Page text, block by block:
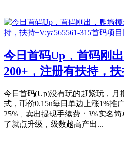
今日首码Up，首码刚
200+，注册有扶持，扶
今日首码(Up)没有玩的赶紧玩，月
式，币价0.15u每日单边上涨1%推
25%，卖出提现手续费：3%实名
了就点升级，级数越高产出...